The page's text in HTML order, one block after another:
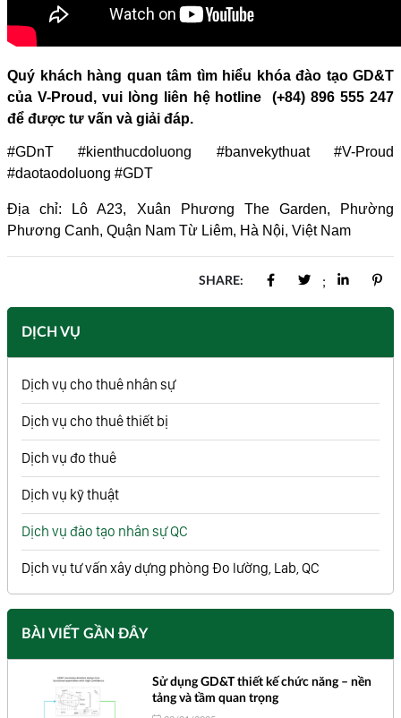
DỊCH VỤ
Dịch vụ cho thuê nhân sự
Dịch vụ cho thuê thiết bị
Dịch vụ đo thuê
Dịch vụ kỹ thuật
Dịch vụ đào tạo nhân sự QC
Dịch vụ tư vấn xây dựng phòng Đo lường, Lab, QC
BÀI VIẾT GẦN ĐÂY
Sử dụng GD&T thiết kế chức năng – nền
tảng và tầm quan trọng
Quý khách hàng quan tâm tìm hiểu khóa đào tạo GD&T
của V-Proud, vui lòng liên hệ hotline (+84) 896 555 247
để được tư vấn và giải đáp.
#GDnT #kienthucdoluong #banvekythuat #V-Proud
#daotaodoluong #GDT
Địa chỉ: Lô A23, Xuân Phương The Garden, Phường
Phương Canh, Quận Nam Từ Liêm, Hà Nội, Việt Nam
SHARE: ;